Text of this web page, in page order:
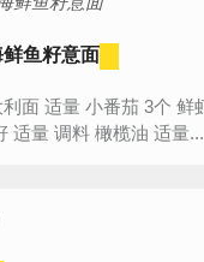
鱼籽意面
料 番茄酱 适量 鱼籽 适量 调料 橄榄油 适量...